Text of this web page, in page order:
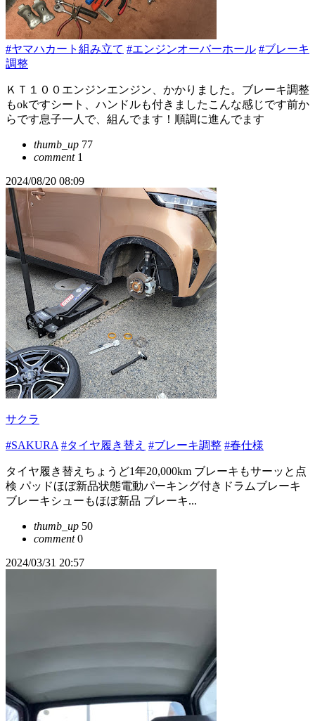
#ヤマハカート組み立て #エンジンオーバーホール #ブレーキ
調整
ＫＴ１００エンジンエンジン、かかりました。ブレーキ調整
もokですシート、ハンドルも付きましたこんな感じです前か
らです息子一人で、組んでます！順調に進んでます
thumb_up 77
comment1
2024/08/20 08:09
サクラ
#SAKURA #タイヤ履き替え #ブレーキ調整 #春仕様
タイヤ履き替えちょうど1年20,000km ブレーキもサーッと点
検 パッドほぼ新品状態電動パーキング付きドラムブレーキ
ブレーキシューもほぼ新品 ブレーキ...
thumb_up 50
comment0
2024/03/31 20:57